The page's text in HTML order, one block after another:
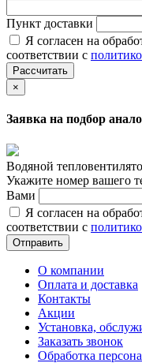
Пункт доставки
Я согласен на
соответствии с
Рассчитать
×
Заявка на подбор
Водяной
Укажите номер вашего
Вами
Я согласен на
соответствии с
Отправить
О компании
Оплата и доставка
Контакты
Акции
Установка,
Заказать звонок
Обработка